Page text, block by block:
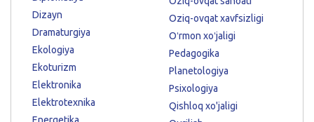
Dizayn
Dramaturgiya
Ekologiya
Ekoturizm
Elektronika
Elektrotexnika
Oziq-ovqat xavfsizligi
Oʻrmon xoʻjaligi
Pedagogika
Planetologiya
Psixologiya
Qishloq xo'jaligi